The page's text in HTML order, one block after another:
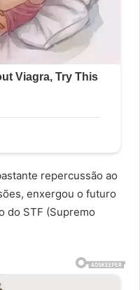
repercussão ao
enxergou o futuro
do STF (Supremo